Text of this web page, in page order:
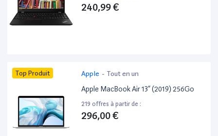
240,99 €
Top Produit Apple - Tout en un
Apple MacBook Air 13” (2019) 256Go
219 offres à partir de :
296,00 €